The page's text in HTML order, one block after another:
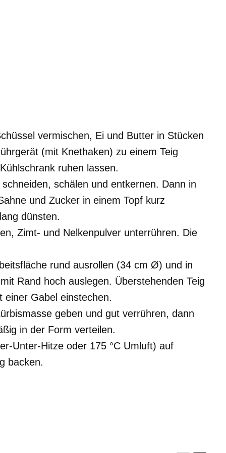
vermischen, Ei und Butter in Stücken
(mit Knethaken) zu einem Teig
ruhen lassen.
schälen und entkernen. Dann in
und Zucker in einem Topf kurz
dünsten.
Zimt- und Nelkenpulver unterrühren. Die
rund ausrollen (34 cm Ø) und in
Rand hoch auslegen. Überstehenden Teig
einer Gabel einstechen.
geben und gut verrühren, dann
in der Form verteilen.
Unter-Hitze oder 175 °C Umluft) auf
backen.